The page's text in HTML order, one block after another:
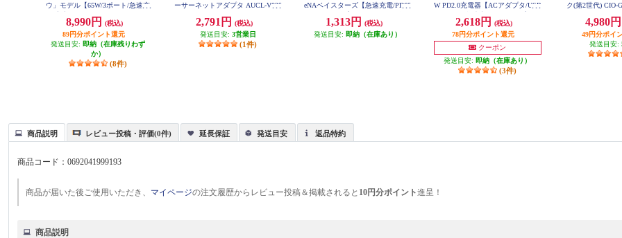
ウ」モデル【65W/3ポート/急速充
ラボ】 B2668N71
8,990円
(税込)
89円分ポイント還元
発送目安: 即納（在庫残りわず
か）
(8件)
ーサーネットアダプタ AUCL-V025
2,791円
(税込)
発送目安: 3営業日
(1件)
eNAベイスターズ【急速充電/PD65
帯、iPad】 EC-PD65WAB
1,313円
(税込)
発送目安: 即納（在庫あり）
W PD2.0充電器【ACアダプタ/USB
折りたたみ】 ECJ-AC20PD03
2,618円
(税込)
78円分ポイント還元
クーポン
発送目安: 即納（在庫あり）
(3件)
ク(第2世代) CIO-
4,980円
49円分ポイ
発送目安:
商品説明 レビュー投稿・評価(0件) 延長保証 発送目安 返品特約
商品コード：0692041999193
商品が届いた後ご使用いただき、 マイページの注文履歴からレビュー投稿＆掲載されると 10円分ポイント進呈！
商品説明